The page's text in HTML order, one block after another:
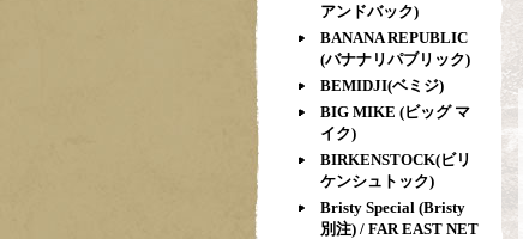
アンドバック)
BANANA REPUBLIC
(バナナリパブリック)
BEMIDJI(ベミジ)
BIG MIKE (ビッグ マ
イク)
BIRKENSTOCK(ビリ
ケンシュトック)
Bristy Special (Bristy
別注) / FAR EAST NET